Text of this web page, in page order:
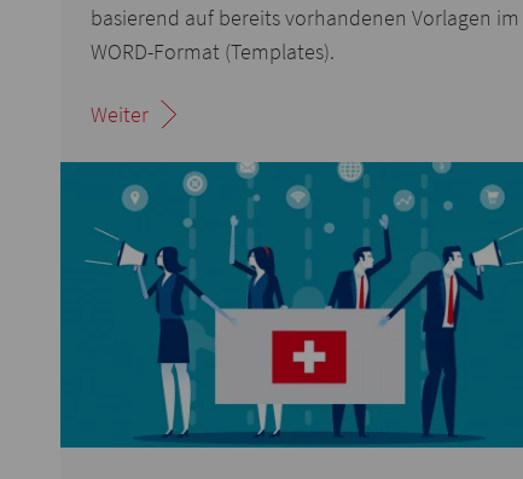
basierend auf bereits vorhandenen Vorlagen im
WORD-Format (Templates).
Weiter